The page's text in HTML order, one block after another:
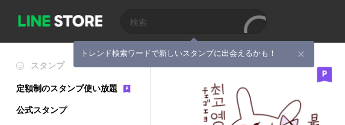
トレンド検索ワードで新しいスタンプに出会えるかも！
スタンプ
定額制のスタンプ使い放題
公式スタンプ